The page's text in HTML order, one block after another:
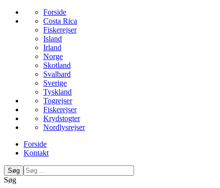
Forside
Costa Rica
Fiskerejser
Island
Irland
Norge
Skotland
Svalbard
Sverige
Tyskland
Togrejser
Fiskerejser
Krydstogter
Nordlysrejser
Forside
Kontakt
Søg
Søg